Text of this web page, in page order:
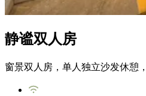
静谧双人房
窗景双人房，单人独立沙发休憩